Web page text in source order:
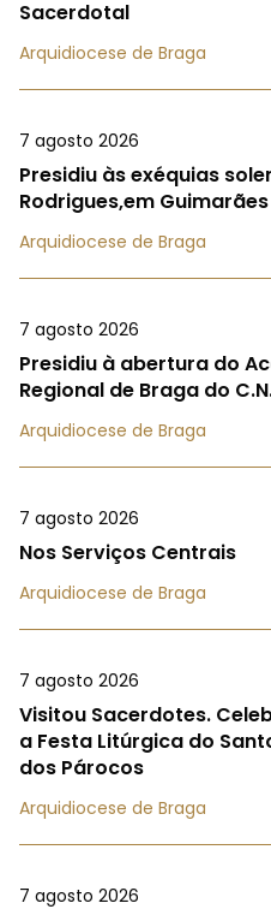
Sacerdotal
Arquidiocese de Braga
7 agosto 2026
Presidiu às exéquias
Rodrigues,em Guimarães
Arquidiocese de Braga
7 agosto 2026
Presidiu à abertura do
Regional de Braga do
Arquidiocese de Braga
7 agosto 2026
Nos Serviços Centrais
Arquidiocese de Braga
7 agosto 2026
Visitou Sacerdotes.
a Festa Litúrgica do
dos Párocos
Arquidiocese de Braga
7 agosto 2026